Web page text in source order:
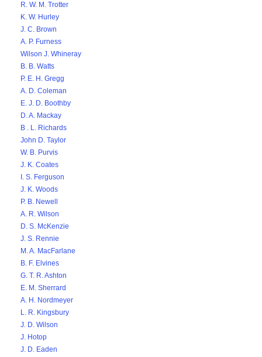
R. W. M. Trotter
K. W. Hurley
J. C. Brown
A. P. Furness
Wilson J. Whineray
B. B. Watts
P. E. H. Gregg
A. D. Coleman
E. J. D. Boothby
D. A. Mackay
B . L. Richards
John D. Taylor
W. B. Purvis
J. K. Coates
I. S. Ferguson
J. K. Woods
P. B. Newell
A. R. Wilson
D. S. McKenzie
J. S. Rennie
M. A. MacFarlane
B. F. Elvines
G. T. R. Ashton
E. M. Sherrard
A. H. Nordmeyer
L. R. Kingsbury
J. D. Wilson
J. Hotop
J. D. Eaden